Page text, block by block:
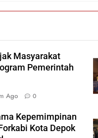
Masyarakat
Pemerintah
Ago 0
Kepemimpinan
Kota Depok